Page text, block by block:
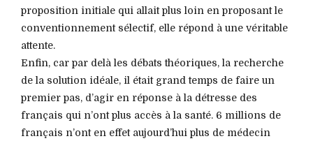
proposition initiale qui allait plus loin en proposant le
conventionnement sélectif, elle répond à une véritable
attente.
Enfin, car par delà les débats théoriques, la recherche
de la solution idéale, il était grand temps de faire un
premier pas, d’agir en réponse à la détresse des
français qui n’ont plus accès à la santé. 6 millions de
français n’ont en effet aujourd’hui plus de médecin